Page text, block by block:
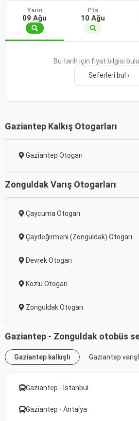
Yarın
09 Ağu
Pts
10 Ağu
Bu tarih için fiyat bilgisi
Seferleri bul ›
Gaziantep Kalkış Otogarları
Gaziantep Otogarı
Zonguldak Varış Otogarları
Çaycuma Otogarı
Çaydeğirmeni (Zonguldak) Otogarı
Devrek Otogarı
Kozlu Otogarı
Zonguldak Otogarı
Gaziantep - Zonguldak otobüs
Gaziantep kalkışlı Gaziantep
Gaziantep - İstanbul
Gaziantep - Antalya